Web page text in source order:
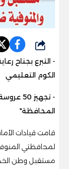
شارك
الكوم التعليمي
-
المحافظة"
قامت قيادات
لمحافظتي
مستقبل وطن